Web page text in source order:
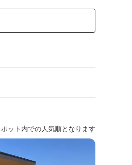
ット内での人気順となります